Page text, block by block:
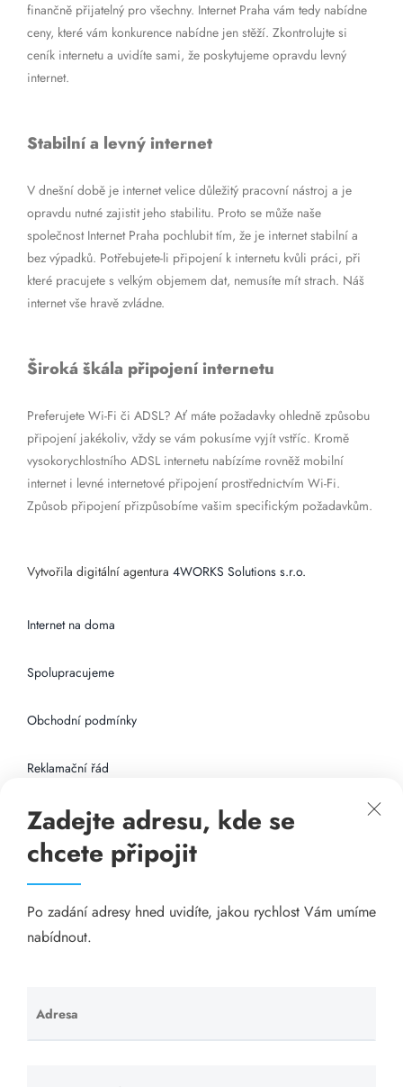
finančně přijatelný pro všechny. Internet Praha vám tedy nabídne
ceny, které vám konkurence nabídne jen stěží. Zkontrolujte si
ceník internetu a uvidíte sami, že poskytujeme opravdu levný
internet.
Stabilní a levný internet
V dnešní době je internet velice důležitý pracovní nástroj a je
opravdu nutné zajistit jeho stabilitu. Proto se může naše
společnost Internet Praha pochlubit tím, že je internet stabilní a
bez výpadků. Potřebujete-li připojení k internetu kvůli práci, při
které pracujete s velkým objemem dat, nemusíte mít strach. Náš
internet vše hravě zvládne.
Široká škála připojení internetu
Preferujete Wi-Fi či ADSL? Ať máte požadavky ohledně způsobu
připojení jakékoliv, vždy se vám pokusíme vyjít vstříc. Kromě
vysokorychlostního ADSL internetu nabízíme rovněž mobilní
internet i levné internetové připojení prostřednictvím Wi-Fi.
Způsob připojení přizpůsobíme vašim specifickým požadavkům.
Vytvořila digitální agentura 4WORKS Solutions s.r.o.
Internet na doma
Spolupracujeme
Obchodní podmínky
Reklamační řád
Připojení k internetu
Odkazy
Katalog A-seznam.cz
Visací zámky - TOKOZ
Zadejte adresu, kde se
chcete připojit
Po zadání adresy hned uvidíte, jakou rychlost Vám umíme
nabídnout.
Adresa
Ponechte
toto pole